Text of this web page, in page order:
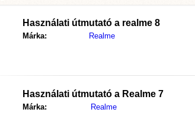
Használati útmutató a realme 8
Márka: Realme
Használati útmutató a Realme 7
Márka: Realme